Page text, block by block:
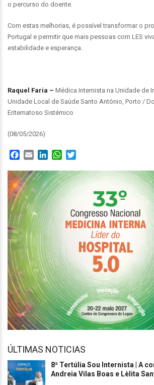
o percurso do doente.
Com estas melhorias, é possível transformar o
Portugal e permitir que mais pessoas com LES
estabilidade e esperança.
Raquel Faria – Médica Internista na Unidade de
Unidade Local de Saúde Santo António, Porto /
Eritematoso Sistémico
(08/05/2026)
Facebook
Email LinkedInWhatsApp
ÚLTIMAS NOTICIAS
8ª Tertúlia Sou Internista | A
Andreia Vilas Boas e Lèlita